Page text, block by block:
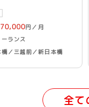
円／月
ランス
橋／三越前／新日本橋
全て